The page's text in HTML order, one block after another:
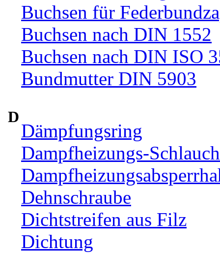
Buchsen für
Buchsen nach DIN 1552
Buchsen nach DIN ISO
Bundmutter DIN 5903
D
Dämpfungsring
Dampfheizungs-
Dehnschraube
Dichtstreifen aus Filz
Dichtung